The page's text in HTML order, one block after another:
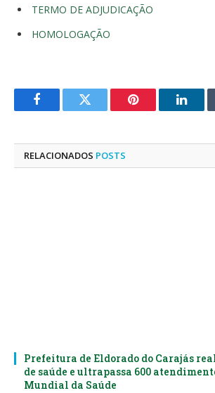
TERMO DE ADJUDICAÇÃO
HOMOLOGAÇÃO
FacebookTwitter Pinterest
RELACIONADOS POSTS
Prefeitura de Eldorado do Carajás
de saúde e ultrapassa 600
Mundial da Saúde